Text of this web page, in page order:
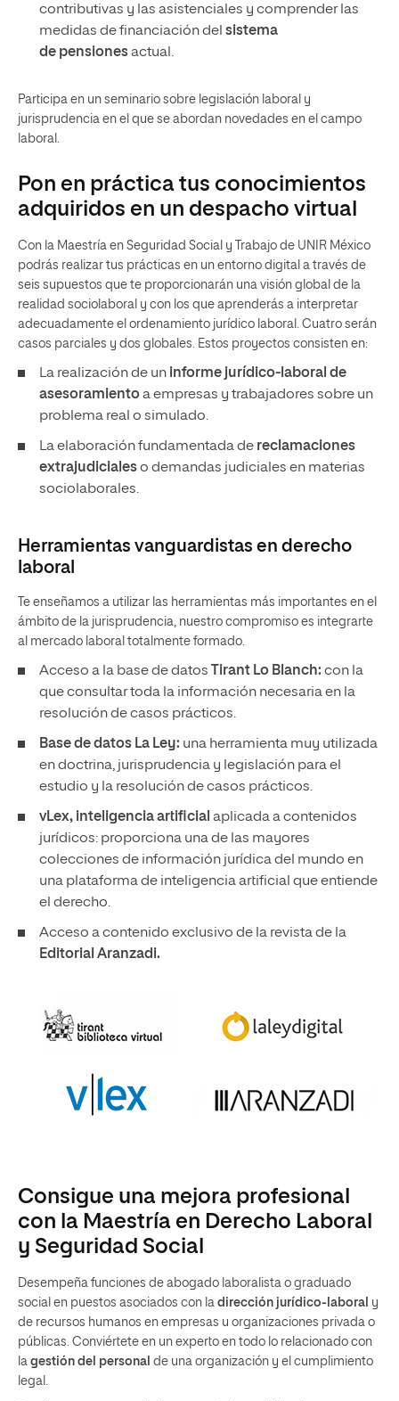
contributivas y las asistenciales y comprender las
medidas de financiación del sistema
de pensionesactual.
Participa en un seminario sobre legislación laboral y
jurisprudencia en el que se abordan novedades en el campo
laboral.
Pon en práctica tus conocimientos
adquiridos en un despacho virtual
Con la Maestría en Seguridad Social y Trabajo de UNIR México
podrás realizar tus prácticas en un entorno digital a través de
seis supuestos que te proporcionarán una visión global de la
realidad sociolaboral y con los que aprenderás a interpretar
adecuadamente el ordenamiento jurídico laboral. Cuatro serán
casos parciales y dos globales. Estos proyectos consisten en:
La realización de un informe jurídico-laboral de
asesoramientoa empresas y trabajadores sobre un
problema real o simulado.
La elaboración fundamentada de reclamaciones
extrajudicialeso demandas judiciales en materias
sociolaborales.
Herramientas vanguardistas en derecho
laboral
Te enseñamos a utilizar las herramientas más importantes en el
ámbito de la jurisprudencia, nuestro compromiso es integrarte
al mercado laboral totalmente formado.
Acceso a la base de datos Tirant Lo Blanch: con la
que consultar toda la información necesaria en la
resolución de casos prácticos.
Base de datos La Ley: una herramienta muy utilizada
en doctrina, jurisprudencia y legislación para el
estudio y la resolución de casos prácticos.
vLex, inteligencia artificial aplicada a contenidos
jurídicos: proporciona una de las mayores
colecciones de información jurídica del mundo en
una plataforma de inteligencia artificial que entiende
el derecho.
Acceso a contenido exclusivo de la revista de la
Editorial Aranzadi.
Consigue una mejora profesional
con la Maestría en Derecho Laboral
y Seguridad Social
Desempeña funciones de abogado laboralista o graduado
social en puestos asociados con la dirección jurídico-laboral y
de recursos humanos en empresas u organizaciones privada o
públicas. Conviértete en un experto en todo lo relacionado con
la gestión del personal de una organización y el cumplimiento
legal.